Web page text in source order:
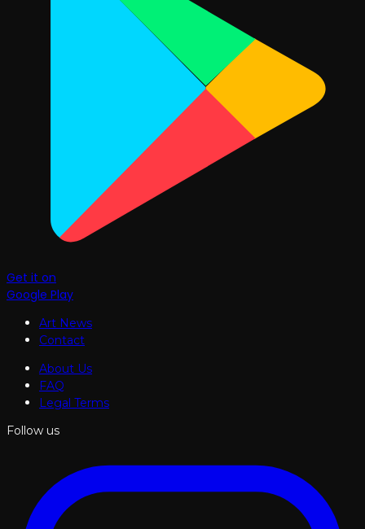
Get it on
Google Play
Art News
Contact
About Us
FAQ
Legal Terms
Follow us